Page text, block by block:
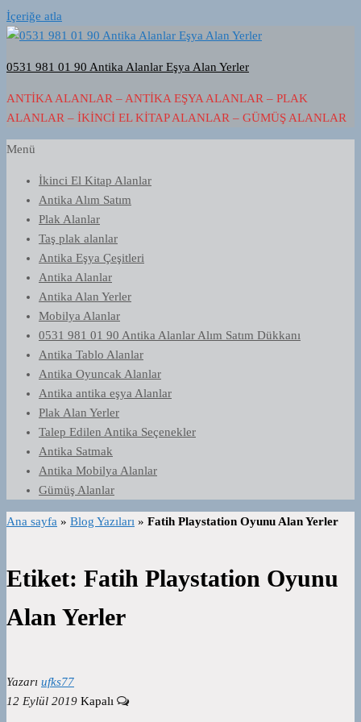
İçeriğe atla
0531 981 01 90 Antika Alanlar Eşya Alan Yerler
ANTIKA ALANLAR – ANTIKA EŞYA ALANLAR – PLAK
ALANLAR – İKINCI EL KITAP ALANLAR – GÜMÜŞ ALANLAR
Menü
İkinci El Kitap Alanlar
Antika Alım Satım
Plak Alanlar
Taş plak alanlar
Antika Eşya Çeşitleri
Antika Alanlar
Antika Alan Yerler
Mobilya Alanlar
0531 981 01 90 Antika Alanlar Alım Satım Dükkanı
Antika Tablo Alanlar
Antika Oyuncak Alanlar
Antika antika eşya Alanlar
Plak Alan Yerler
Talep Edilen Antika Seçenekler
Antika Satmak
Antika Mobilya Alanlar
Gümüş Alanlar
Ana sayfa » Blog Yazıları » Fatih Playstation Oyunu Alan Yerler
Etiket: Fatih Playstation Oyunu
Alan Yerler
Yazarı ufks77
12 Eylül 2019 Kapalı